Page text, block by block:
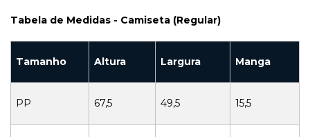
Tabela de Medidas - Camiseta (Regular)
Tamanho Altura Largura Manga
PP 67,5 49,5 15,5